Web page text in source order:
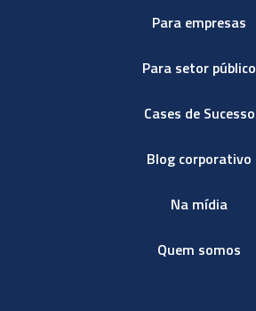
Para empresas
Para setor público
Cases de Sucesso
Blog corporativo
Na mídia
Quem somos